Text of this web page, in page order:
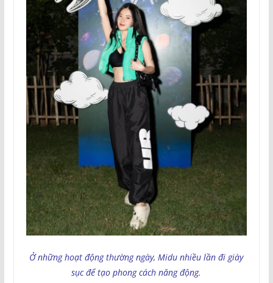
Ở những hoạt động thường ngày, Midu nhiều lần đi giày
sục để tạo phong cách năng động.